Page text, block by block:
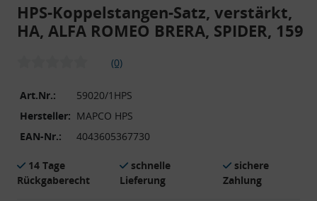
HPS-Koppelstangen-Satz, verstärkt,
HA, ALFA ROMEO BRERA, SPIDER, 159
(0)
Art.Nr.:
59020/1HPS
Hersteller: MAPCO HPS
EAN-Nr.:
4043605367730
14 Tage
Rückgaberecht
schnelle
Lieferung
sichere
Zahlung